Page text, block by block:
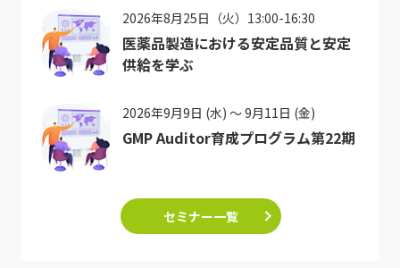
2026年8月25日（火）13:00-16:30
医薬品製造における安定品質と安定
供給を学ぶ
2026年9月9日 (水) ～ 9月11日 (金)
GMP Auditor育成プログラム第22期
セミナー一覧